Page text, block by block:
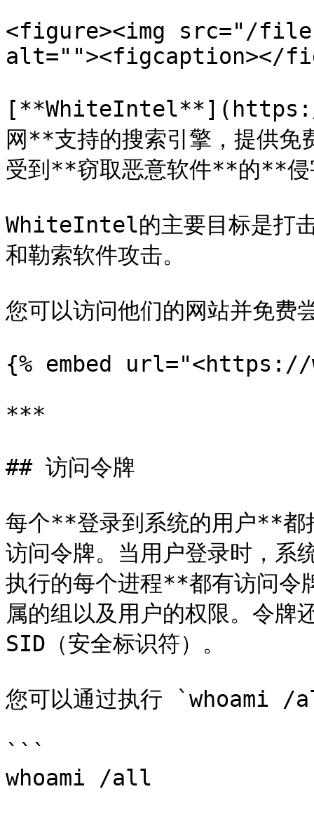
<figure><img src="/
alt=""><figcaption></
网**支持的搜索引擎，提供免
受到**窃取恶意软件**的**
WhiteIntel的主要目标是打击
和勒索软件攻击。
您可以访问他们的网站并免费
{% embed
***
## 访问令牌
每个**登录到系统的用户**都
访问令牌。当用户登录时，系
执行的每个进程**都有访问令
属的组以及用户的权限。令牌
SID（安全标识符）。
您可以通过执行 `whoami /
```
whoami /all